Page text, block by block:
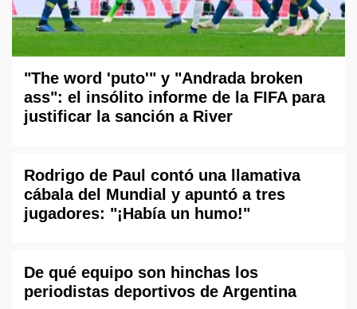
"The word 'puto'" y "Andrada broken
ass": el insólito informe de la FIFA para
justificar la sanción a River
Rodrigo de Paul contó una llamativa
cábala del Mundial y apuntó a tres
jugadores: "¡Había un humo!"
De qué equipo son hinchas los
periodistas deportivos de Argentina